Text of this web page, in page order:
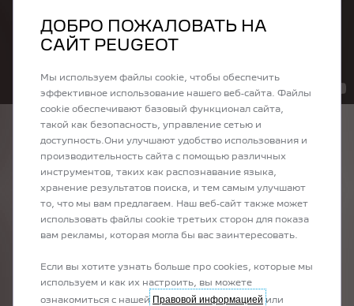
PEUGEOT ГАРАНТИРУЕТ 8
ЛЕТ СПОКОЙСТВИЯ
Для твоего спокойствия на каждый новый автомобиль Peugeot
помощь на дороге отPeugeot Assistance.
Эти гарантируют тебе спокойствие в любой поездке — будь то
по родным дорогам или по Европе.
ДОБРО ПОЖАЛОВАТЬ НА
САЙТ PEUGEOT
Мы используем файлы cookie, чтобы обеспечить
эффективное использование нашего веб-сайта. Файлы
cookie обеспечивают базовый функционал сайта,
такой как безопасность, управление сетью и
доступность.Они улучшают удобство использования и
производительность сайта с помощью различных
инструментов, таких как распознавание языка,
хранение результатов поиска, и тем самым улучшают
то, что мы вам предлагаем. Наш веб-сайт также может
использовать файлы cookie третьих сторон для показа
вам рекламы, которая могла бы вас заинтересовать.
Если вы хотите узнать больше про cookies, которые мы
используем и как их настроить, вы можете
ознакомиться с нашей Правовой информацией или